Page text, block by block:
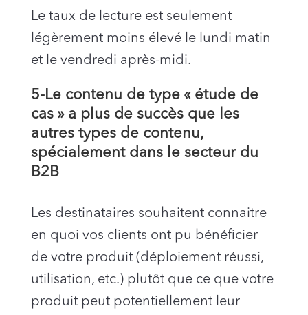
Le taux de lecture est seulement
légèrement moins élevé le lundi matin
et le vendredi après-midi.
5-Le contenu de type « étude de
cas » a plus de succès que les
autres types de contenu,
spécialement dans le secteur du
B2B
Les destinataires souhaitent connaitre
en quoi vos clients ont pu bénéficier
de votre produit (déploiement réussi,
utilisation, etc.) plutôt que ce que votre
produit peut potentiellement leur